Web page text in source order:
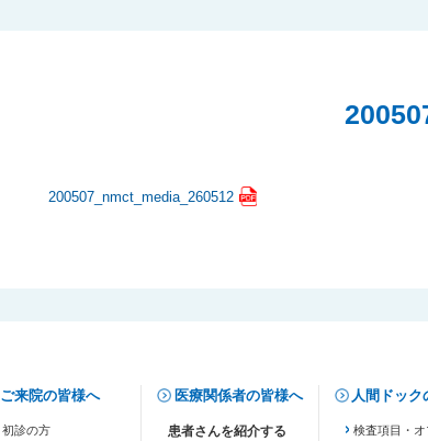
200507_nmct_media_260512
ご来院の皆様へ
初診の方
医療関係者の皆様へ 人間ドック
検査項目・